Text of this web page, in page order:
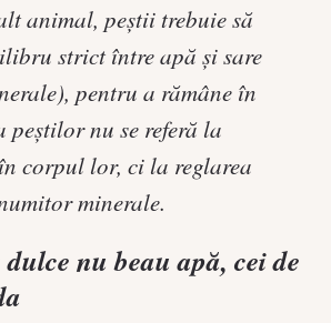
animal, peștii trebuie să
strict între apă și sare
pentru a rămâne în
peștilor nu se referă la
corpul lor, ci la reglarea
minerale.
nu beau apă, cei de